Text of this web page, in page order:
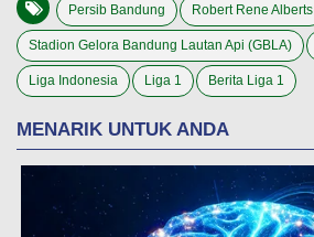
Persib Bandung Robert Rene Alberts
Stadion Gelora Bandung Lautan Api (GBLA)
Liga Indonesia Liga 1 Berita Liga 1